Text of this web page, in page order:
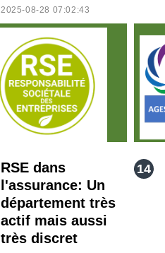
2025-08-28 07:02:43
RSE dans
l'assurance: Un
département très
actif mais aussi
très discret